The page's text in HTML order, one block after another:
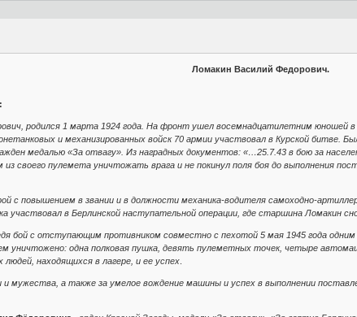
Ломакин Василий Федорович.
родился 1 марта 1924 года. На фронт ушел восемнадцатилетним юношей
и механизированных войск 70 армии участвовал в Курской битве.
медалью «За отвагу». Из наградных документов: «…25.7.43 в бою за
из своего пулемета уничтожать врага и не покинул поля боя до выполнения
с повышением в звании и в должности механика-водителя самоходно-
участвовал в Берлинской наступательной операции, где старшина Ломакин
бой с отступающим противником совместно с пехотой 5 мая 1945 года
уничтожено: одна полковая пушка, девять пулеметных точек, четыре
людей, находящихся в лагере, и ее успех.
и мужества, а также за умелое вождение машины и успех в выполнении